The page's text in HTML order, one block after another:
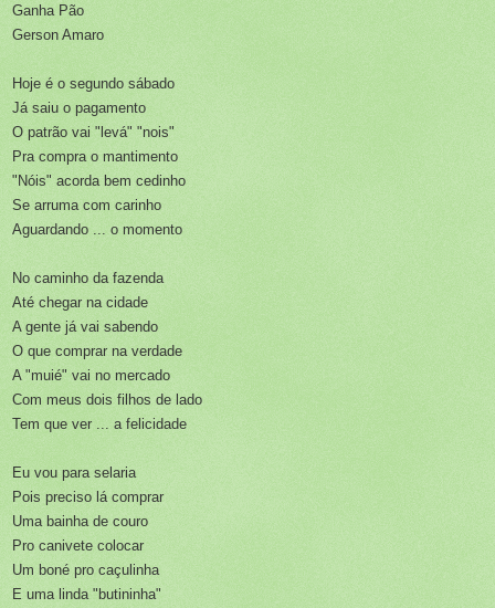
Ganha Pão
Gerson Amaro
Hoje é o segundo sábado
Já saiu o pagamento
O patrão vai "levá" "nois"
Pra compra o mantimento
"Nóis" acorda bem cedinho
Se arruma com carinho
Aguardando ... o momento
No caminho da fazenda
Até chegar na cidade
A gente já vai sabendo
O que comprar na verdade
A "muié" vai no mercado
Com meus dois filhos de lado
Tem que ver ... a felicidade
Eu vou para selaria
Pois preciso lá comprar
Uma bainha de couro
Pro canivete colocar
Um boné pro caçulinha
E uma linda "butininha"